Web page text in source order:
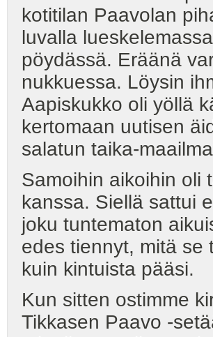
kotitilan Paavolan
luvalla
pöydässä. Eräänä
nukkuessa. Löysin
Aapiskukko oli yöllä
kertomaan uutisen
salatun taika-
Samoihin aikoihin oli
kanssa. Siellä sattui
joku tuntematon
edes tiennyt, mitä se
kuin kintuista pääsi.
Kun sitten ostimme
Tikkasen Paavo -